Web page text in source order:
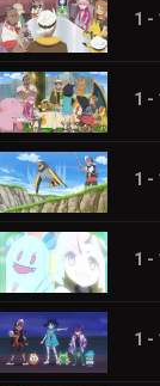
1 -
1 -
1 -
1 -
1 -